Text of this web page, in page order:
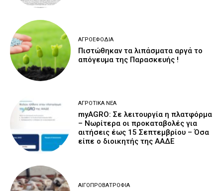
ΑΓΡΟΕΦΌΔΙΑ
Πιστώθηκαν τα λιπάσματα αργά το
απόγευμα της Παρασκευής !
ΑΓΡΟΤΙΚΆ ΝΈΑ
myAGRO: Σε λειτουργία η πλατφόρμα
– Νωρίτερα οι προκαταβολές για
αιτήσεις έως 15 Σεπτεμβρίου – Όσα
είπε ο διοικητής της ΑΑΔΕ
ΑΙΓΟΠΡΟΒΑΤΡΟΦΊΑ